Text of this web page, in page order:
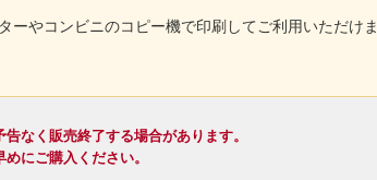
ーやコンビニのコピー機で印刷してご利用いただけま
なく販売終了する場合があります。
にご購入ください。